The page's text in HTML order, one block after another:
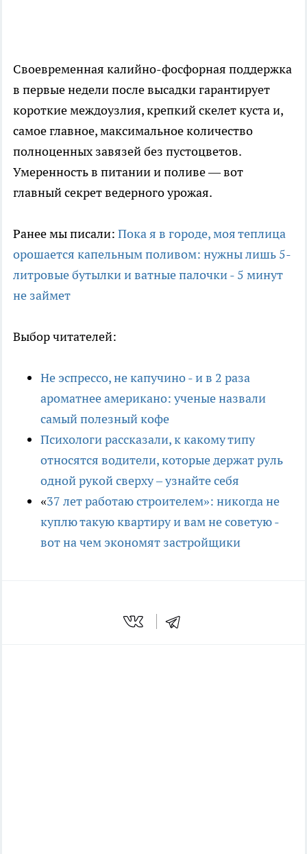
Своевременная калийно-фосфорная поддержка
в первые недели после высадки гарантирует
короткие междоузлия, крепкий скелет куста и,
самое главное, максимальное количество
полноценных завязей без пустоцветов.
Умеренность в питании и поливе — вот
главный секрет ведерного урожая.
Ранее мы писали: Пока я в городе, моя теплица
орошается капельным поливом: нужны лишь 5-
литровые бутылки и ватные палочки - 5 минут
не займет
Выбор читателей:
Не эспрессо, не капучино - и в 2 раза
ароматнее американо: ученые назвали
самый полезный кофе
Психологи рассказали, к какому типу
относятся водители, которые держат руль
одной рукой сверху – узнайте себя
«37 лет работаю строителем»: никогда не
куплю такую квартиру и вам не советую -
вот на чем экономят застройщики